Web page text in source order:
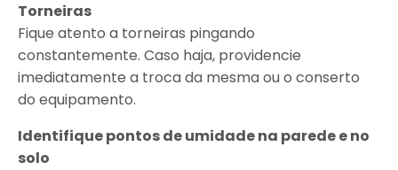
Torneiras
Fique atento a torneiras pingando
constantemente. Caso haja, providencie
imediatamente a troca da mesma ou o conserto
do equipamento.
Identifique pontos de umidade na parede e no
solo